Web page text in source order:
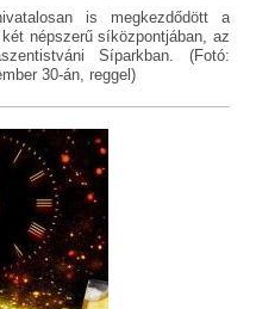
is megkezdődött a
népszerű síközpontjában, az
Síparkban. (Fotó:
30-án, reggel)